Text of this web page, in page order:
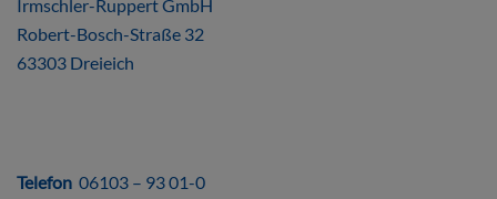
Irmschler-Ruppert GmbH
Robert-Bosch-Straße 32
63303 Dreieich
Telefon 06103 – 93 01-0